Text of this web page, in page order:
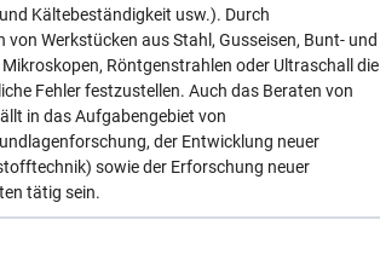
Kältebeständigkeit usw.). Durch
Werkstücken aus Stahl, Gusseisen, Bunt- und
Röntgenstrahlen oder Ultraschall die
Fehler festzustellen. Auch das Beraten von
in das Aufgabengebiet von
der Entwicklung neuer
sowie der Erforschung neuer
tätig sein.